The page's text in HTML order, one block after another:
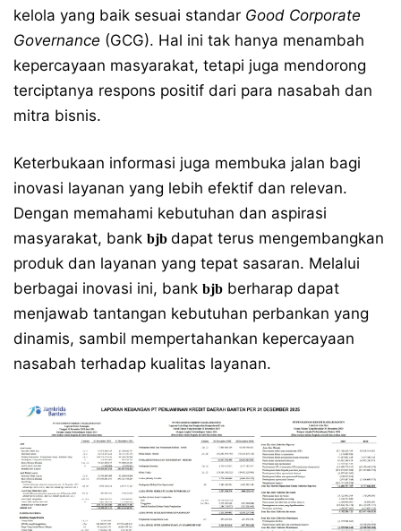
kelola yang baik sesuai standar Good Corporate
Governance (GCG). Hal ini tak hanya menambah
kepercayaan masyarakat, tetapi juga mendorong
terciptanya respons positif dari para nasabah dan
mitra bisnis.
Keterbukaan informasi juga membuka jalan bagi
inovasi layanan yang lebih efektif dan relevan.
Dengan memahami kebutuhan dan aspirasi
masyarakat, bank bjb dapat terus mengembangkan
produk dan layanan yang tepat sasaran. Melalui
berbagai inovasi ini, bank bjb berharap dapat
menjawab tantangan kebutuhan perbankan yang
dinamis, sambil mempertahankan kepercayaan
nasabah terhadap kualitas layanan.